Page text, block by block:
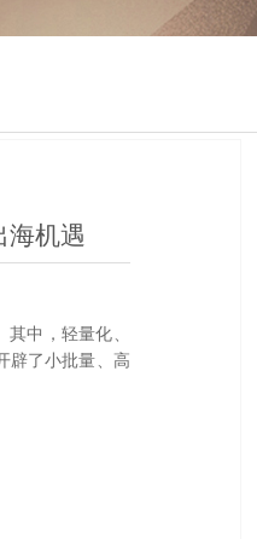
海机遇
中，轻量化、
辟了小批量、高